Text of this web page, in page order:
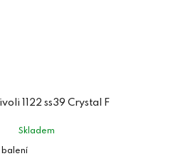
1122 ss39 Crystal F
Skladem